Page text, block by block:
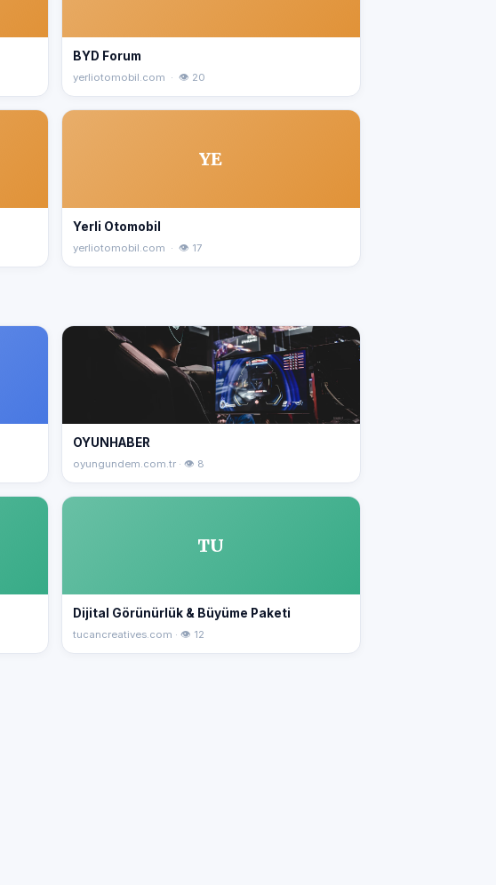
BYD Forum
yerliotomobil.com · 👁 20
YE
Yerli Otomobil
yerliotomobil.com · 👁 17
OYUNHABER
oyungundem.com.tr · 👁 8
TU
Dijital Görünürlük & Büyüme Paketi
tucancreatives.com · 👁 12